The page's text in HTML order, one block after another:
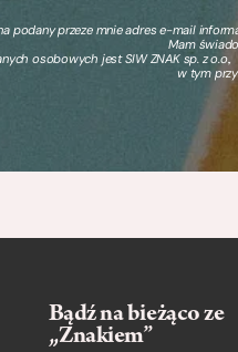
podany przeze mnie adres e-mail
Mam
osobowych jest SIW ZNAK sp. z
w tym
Bądź na bieżąco ze
„Znakiem”